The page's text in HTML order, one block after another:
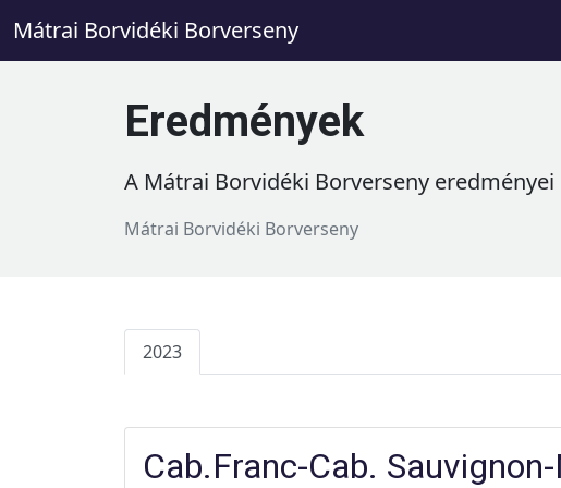
Mátrai Borvidéki Borverseny
Eredmények
A Mátrai Borvidéki Borverseny eredményei
Mátrai Borvidéki Borverseny
2023
Cab.Franc-Cab.